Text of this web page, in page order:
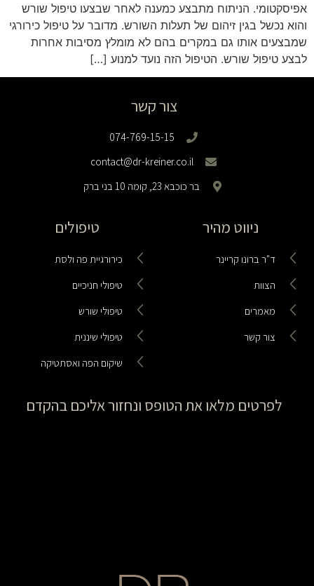
אפיסקטומי. הניתוח מתבצע כמענה לאחר שבצעו טיפול שורש
והוא נכשל בגין זיהום של תעלות השורש. מדובר על טיפול כירורגי
שמבצעים אותו גם במקרים בהם לא מומלץ מסיבות אחרות
לבצע טיפול שורש. הטיפול הזה נועד למנוע […]
צור קשר
074-769-15-15
contact@dr-kreiner.co.il
בר כוכבא 23, קומה 10 בני ברק
ניווט מהיר
ד"ר ברונו קריינר
הצוות
מאמרים
צור קשר
טיפולים
כירורגיית פה ולסת
טיפולי חניכיים
טיפולי שורש
טיפולי שיננית
שיקום הפה ואסתטיקה
לפרטים מלאו את הטופס ונחזור אליכם בהקדם